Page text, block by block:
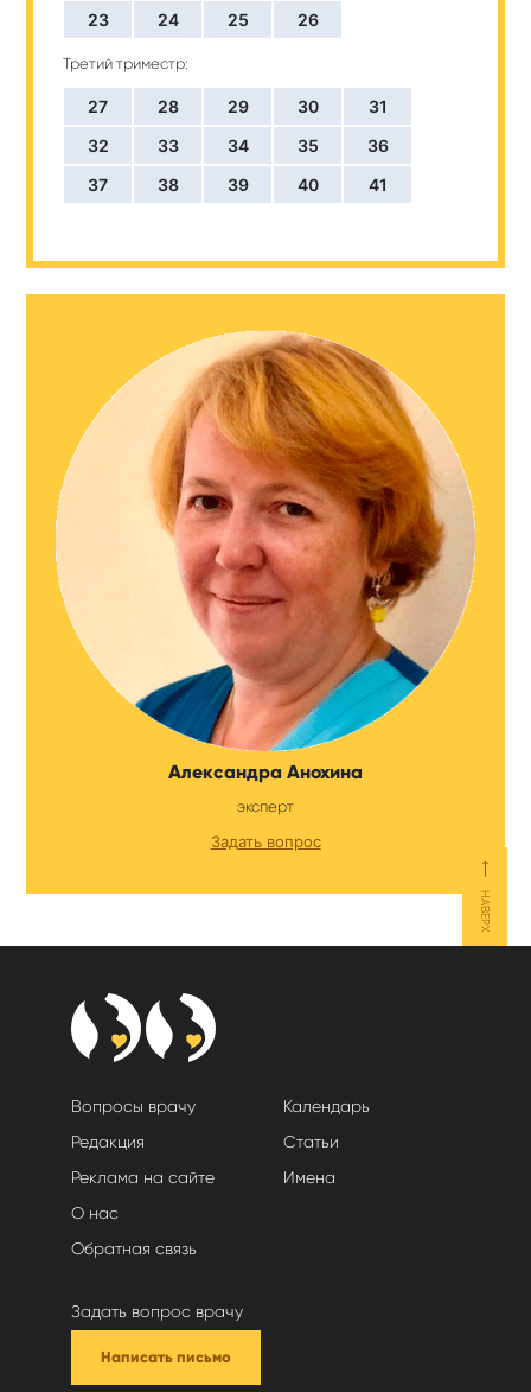
23
24 25 26
Третий триместр:
27 28 29 30
31
32
33 34 35
36
37
38 39 40 41
Александра Анохина
эксперт
Задать вопрос
⟵
НАВЕРХ
Вопросы врачу
Редакция
Реклама на сайте
О нас
Обратная связь
Календарь
Статьи
Имена
Задать вопрос врачу
Написать письмо